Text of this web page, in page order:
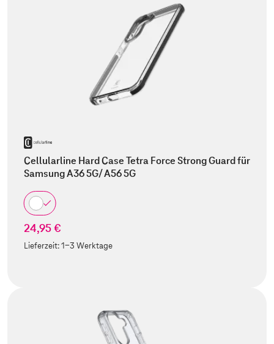
Cellularline Hard Case Tetra Force Strong Guard für
Samsung A36 5G/ A56 5G
24,95 €
Lieferzeit:1-3 Werktage